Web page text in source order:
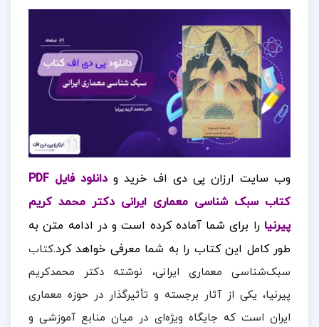
وب سایت ارزان پی دی اف خرید و
دانلود فایل PDF
کتاب سبک شناسی معماری ایرانی دکتر محمد کریم
پیرنیارا برای شما آماده کرده استو در ادامه متن به
طور کامل این کتاب را به شما معرفی خواهد کرد.کتاب
سبک‌شناسی معماری ایرانی، نوشته دکتر محمدکریم
پیرنیا، یکی از آثار برجسته و تأثیرگذار در حوزه معماری
ایران است که جایگاه ویژه‌ای در میان منابع آموزشی و